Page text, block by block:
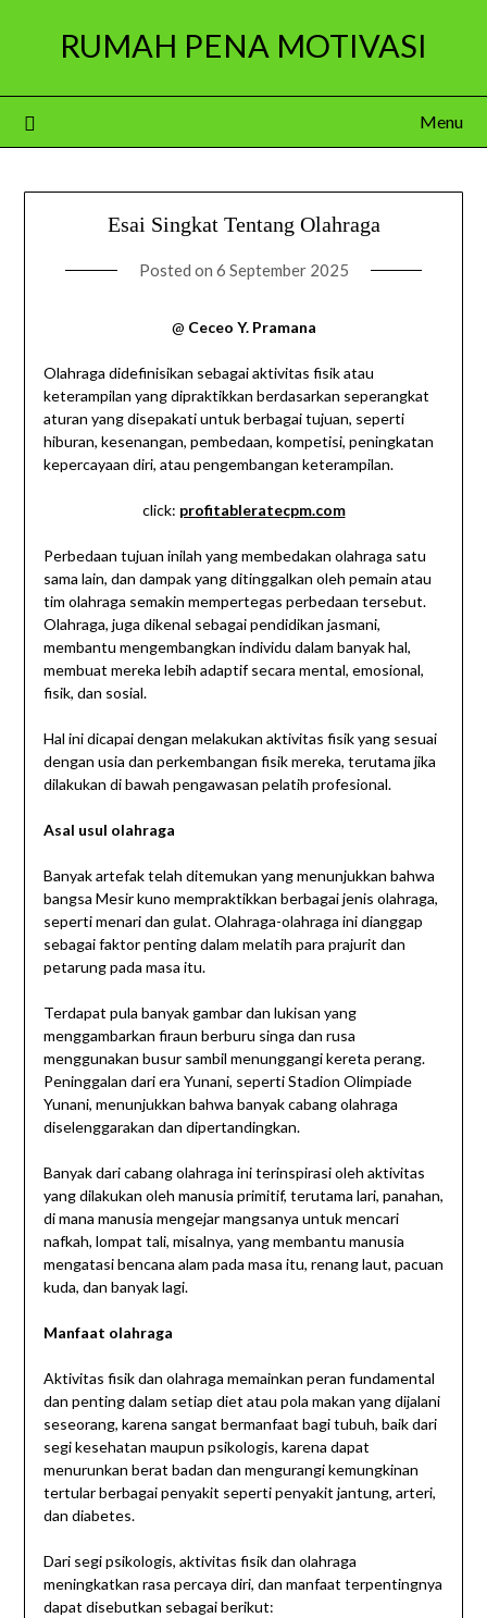
RUMAH PENA MOTIVASI
Menu
Esai Singkat Tentang Olahraga
Posted on 6 September 2025
@ Ceceo Y. Pramana
Olahraga didefinisikan sebagai aktivitas fisik atau
keterampilan yang dipraktikkan berdasarkan seperangkat
aturan yang disepakati untuk berbagai tujuan, seperti
hiburan, kesenangan, pembedaan, kompetisi, peningkatan
kepercayaan diri, atau pengembangan keterampilan.
click: profitableratecpm.com
Perbedaan tujuan inilah yang membedakan olahraga satu
sama lain, dan dampak yang ditinggalkan oleh pemain atau
tim olahraga semakin mempertegas perbedaan tersebut.
Olahraga, juga dikenal sebagai pendidikan jasmani,
membantu mengembangkan individu dalam banyak hal,
membuat mereka lebih adaptif secara mental, emosional,
fisik, dan sosial.
Hal ini dicapai dengan melakukan aktivitas fisik yang sesuai
dengan usia dan perkembangan fisik mereka, terutama jika
dilakukan di bawah pengawasan pelatih profesional.
Asal usul olahraga
Banyak artefak telah ditemukan yang menunjukkan bahwa
bangsa Mesir kuno mempraktikkan berbagai jenis olahraga,
seperti menari dan gulat. Olahraga-olahraga ini dianggap
sebagai faktor penting dalam melatih para prajurit dan
petarung pada masa itu.
Terdapat pula banyak gambar dan lukisan yang
menggambarkan firaun berburu singa dan rusa
menggunakan busur sambil menunggangi kereta perang.
Peninggalan dari era Yunani, seperti Stadion Olimpiade
Yunani, menunjukkan bahwa banyak cabang olahraga
diselenggarakan dan dipertandingkan.
Banyak dari cabang olahraga ini terinspirasi oleh aktivitas
yang dilakukan oleh manusia primitif, terutama lari, panahan,
di mana manusia mengejar mangsanya untuk mencari
nafkah, lompat tali, misalnya, yang membantu manusia
mengatasi bencana alam pada masa itu, renang laut, pacuan
kuda, dan banyak lagi.
Manfaat olahraga
Aktivitas fisik dan olahraga memainkan peran fundamental
dan penting dalam setiap diet atau pola makan yang dijalani
seseorang, karena sangat bermanfaat bagi tubuh, baik dari
segi kesehatan maupun psikologis, karena dapat
menurunkan berat badan dan mengurangi kemungkinan
tertular berbagai penyakit seperti penyakit jantung, arteri,
dan diabetes.
Dari segi psikologis, aktivitas fisik dan olahraga
meningkatkan rasa percaya diri, dan manfaat terpentingnya
dapat disebutkan sebagai berikut: